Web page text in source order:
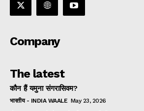
Company
The latest
कौन हैं यमुना संगरासिवम?
भारतीय - INDIA WAALE May 23, 2026